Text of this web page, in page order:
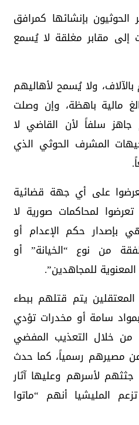
بإنشائها كمرافق
إلى مقابر مغلقة لا يُسمع
ولا يُسمح لأهاليهم
مالية باهظة، وإن وصلت
جاهز سلفاً لأن القاضي لا
المشرف الحوثي الذي
على أي جهة قضائية
لمحاكمات صورية لا
بإصدار حكم الإعدام أو
من نوع “الخيانة” أو
للمجاهدين”.
يتم قتلهم ببطء
سامة أو مخدرات تؤدي
من خلال التعذيب المفضي
مصيرهم رسمياً، كما حدث
لأسرهم وعليها آثار
المليشيا أنهم “ماتوا